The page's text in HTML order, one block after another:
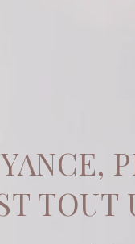
TOUT